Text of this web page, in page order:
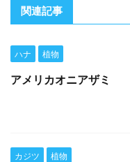
関連記事
ハナ 植物
アメリカオニアザミ
カジツ 植物